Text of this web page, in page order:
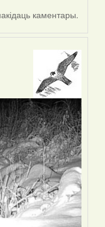
каментары.